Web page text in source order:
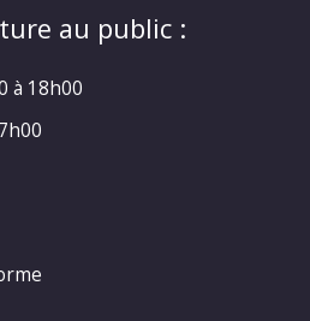
au public :
à 18h00